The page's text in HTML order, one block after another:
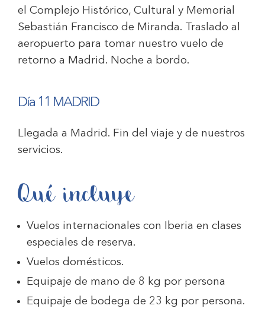
el Complejo Histórico, Cultural y Memorial
Sebastián Francisco de Miranda. Traslado al
aeropuerto para tomar nuestro vuelo de
retorno a Madrid. Noche a bordo.
Día 11 MADRID
Llegada a Madrid. Fin del viaje y de nuestros
servicios.
Qué incluye
Vuelos internacionales con Iberia en clases
especiales de reserva.
Vuelos domésticos.
Equipaje de mano de 8 kg por persona
Equipaje de bodega de 23 kg por persona.